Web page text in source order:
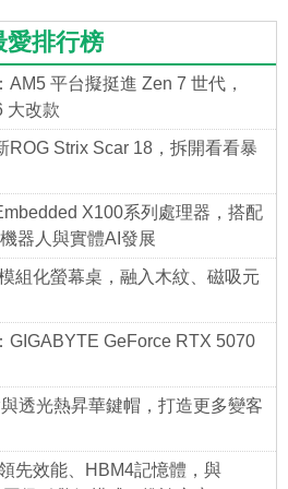
愛排行榜
平台擬挺進 Zen 7 世代，
大改款
ROG Strix Scar 18，拆開看看暴
X100系列處理器，搭配
器人與實體AI發展
組化螢幕桌，融入木紋、磁吸元
GIGABYTE GeForce RTX 5070
透光熱昇華鍵帽，打造更多變客
先效能、HBM4記憶體，與